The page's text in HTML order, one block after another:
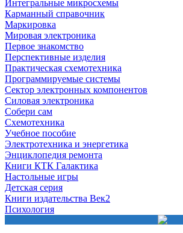
Интегральные микросхемы
Карманный справочник
Маркировка
Мировая электроника
Первое знакомство
Перспективные изделия
Практическая схемотехника
Программируемые системы
Сектор электронных компонентов
Силовая электроника
Собери сам
Схемотехника
Учебное пособие
Электротехника и энергетика
Энциклопедия ремонта
Книги КТК Галактика
Настольные игры
Детская серия
Книги издательства Век2
Психология